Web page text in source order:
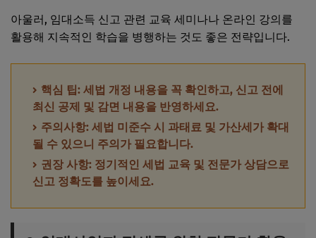
아울러, 임대소득 신고 관련 교육 세미나나 온라인 강의를
활용해 지속적인 학습을 병행하는 것도 좋은 전략입니다.
핵심 팁: 세법 개정 내용을 꼭 확인하고, 신고 전에
최신 공제 및 감면 내용을 반영하세요.
주의사항: 세법 미준수 시 과태료 및 가산세가 확대
될 수 있으니 주의가 필요합니다.
권장 사항: 정기적인 세법 교육 및 전문가 상담으로
신고 정확도를 높이세요.